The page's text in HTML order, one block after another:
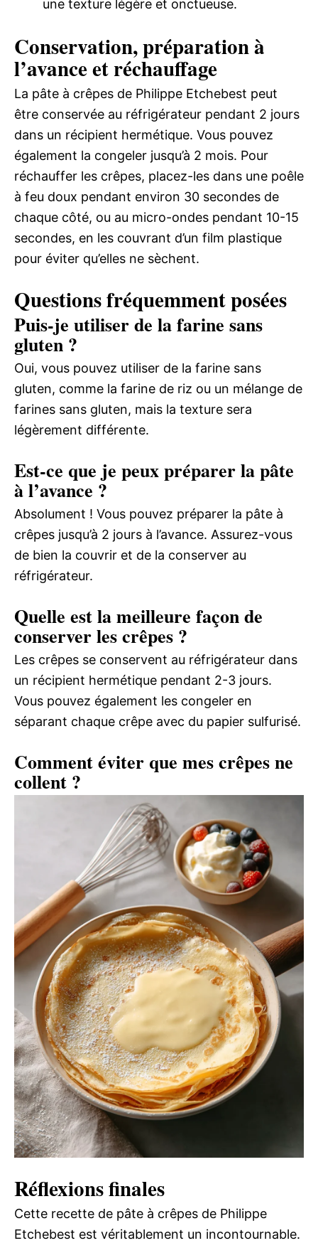
une texture légère et onctueuse.
Conservation, préparation à
l’avance et réchauffage
La pâte à crêpes de Philippe Etchebest peut
être conservée au réfrigérateur pendant 2 jours
dans un récipient hermétique. Vous pouvez
également la congeler jusqu’à 2 mois. Pour
réchauffer les crêpes, placez-les dans une poêle
à feu doux pendant environ 30 secondes de
chaque côté, ou au micro-ondes pendant 10-15
secondes, en les couvrant d’un film plastique
pour éviter qu’elles ne sèchent.
Questions fréquemment posées
Puis-je utiliser de la farine sans
gluten ?
Oui, vous pouvez utiliser de la farine sans
gluten, comme la farine de riz ou un mélange de
farines sans gluten, mais la texture sera
légèrement différente.
Est-ce que je peux préparer la pâte
à l’avance ?
Absolument ! Vous pouvez préparer la pâte à
crêpes jusqu’à 2 jours à l’avance. Assurez-vous
de bien la couvrir et de la conserver au
réfrigérateur.
Quelle est la meilleure façon de
conserver les crêpes ?
Les crêpes se conservent au réfrigérateur dans
un récipient hermétique pendant 2-3 jours.
Vous pouvez également les congeler en
séparant chaque crêpe avec du papier sulfurisé.
Comment éviter que mes crêpes ne
collent ?
Réflexions finales
Cette recette de pâte à crêpes de Philippe
Etchebest est véritablement un incontournable.